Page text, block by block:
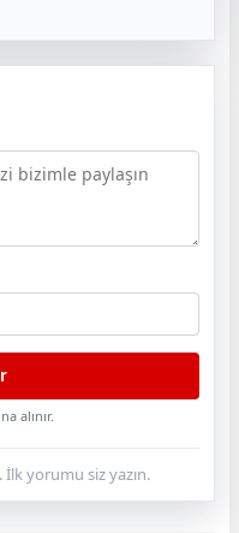
alınır.
yorumu siz yazın.